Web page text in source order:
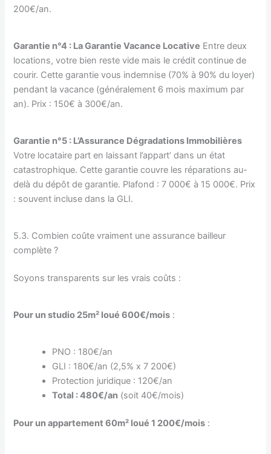
200€/an.
Garantie n°4 : La Garantie Vacance Locative Entre deux
locations, votre bien reste vide mais le crédit continue de
courir. Cette garantie vous indemnise (70% à 90% du loyer)
pendant la vacance (généralement 6 mois maximum par
an). Prix : 150€ à 300€/an.
Garantie n°5 : L’Assurance Dégradations Immobilières
Votre locataire part en laissant l’appart’ dans un état
catastrophique. Cette garantie couvre les réparations au-
delà du dépôt de garantie. Plafond : 7 000€ à 15 000€. Prix
: souvent incluse dans la GLI.
5.3. Combien coûte vraiment une assurance bailleur
complète ?
Soyons transparents sur les vrais coûts :
Pour un studio 25m² loué 600€/mois :
PNO : 180€/an
GLI : 180€/an (2,5% x 7 200€)
Protection juridique : 120€/an
Total : 480€/an (soit 40€/mois)
Pour un appartement 60m² loué 1 200€/mois :